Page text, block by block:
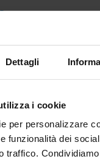
Dettagli
i cookie
per personalizzare
funzionalità dei
traffico.
SRL